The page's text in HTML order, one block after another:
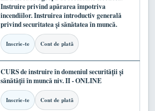
Instruire privind apărarea împotriva
incendiilor. Instruirea introductiv generală
privind securitatea și sănătatea în muncă.
Inscrie-te Cont de plată
CURS de instruire în domeniul securității și
sănătății în muncă niv. II - ONLINE
Inscrie-te Cont de plată